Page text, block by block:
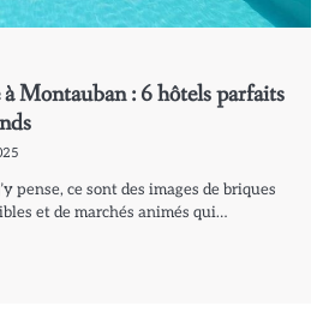
Montauban : 6 hôtels parfaits
pense, ce sont des images de briques
et de marchés animés qui…